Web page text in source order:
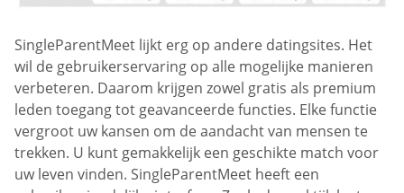
SingleParentMeet lijkt erg op andere datingsites. Het
wil de gebruikerservaring op alle mogelijke manieren
verbeteren. Daarom krijgen zowel gratis als premium
leden toegang tot geavanceerde functies. Elke functie
vergroot uw kansen om de aandacht van mensen te
trekken. U kunt gemakkelijk een geschikte match voor
uw leven vinden. SingleParentMeet heeft een